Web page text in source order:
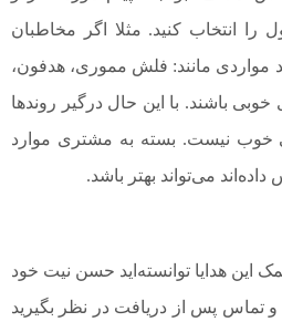
را انتخاب کنید. مثلا اگر مخاطبان
مواردی مانند: فلش مموری، هدفون،
باشند. با این حال درگیر روندها
خوب نیست. بسته به مشتری موارد
می‌تواند بهتر باشد.
این هدایا توانسته‌اید حسن نیت خود
و تماس پس از دریافت در نظر بگیرید